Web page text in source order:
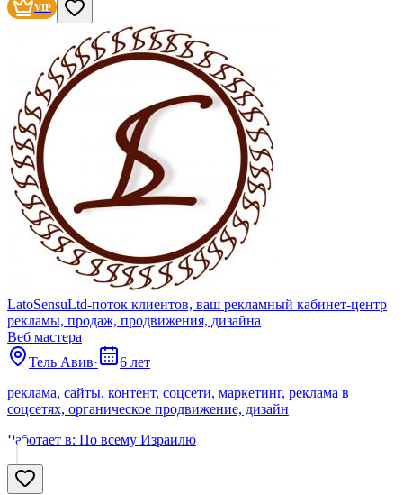
VIP
LatoSensuLtd-поток клиентов, ваш рекламный кабинет-центр
рекламы, продаж, продвижения, дизайна
Веб мастера
Тель Авив·
6 лет
реклама, сайты, контент, соцсети, маркетинг, реклама в
соцсетях, органическое продвижение, дизайн
Работает в: По всему Израилю